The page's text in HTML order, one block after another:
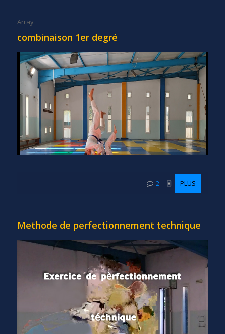
Array
combinaison 1er degré
2 PLUS
Methode de perfectionnement technique